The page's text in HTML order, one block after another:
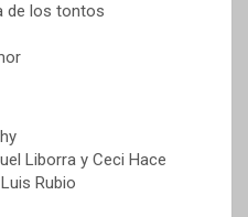
de los tontos
Liborra y Ceci Hace
Rubio